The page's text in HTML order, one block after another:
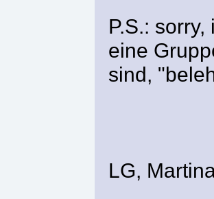
P.S.:
eine
sind,
LG,